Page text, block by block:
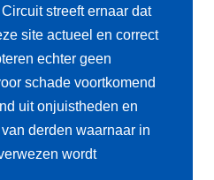
streeft ernaar dat
site actueel en correct
echter geen
schade voortkomend
uit onjuistheden en
derden waarnaar in
wordt